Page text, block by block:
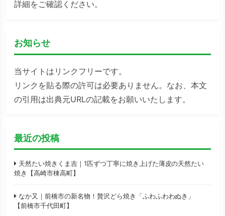
詳細をご確認ください。
お知らせ
当サイトはリンクフリーです。
リンクを貼る際の許可は必要ありません。なお、本文
の引用は出典元URLの記載をお願いいたします。
最近の投稿
天然たい焼きくま吉｜1匹ずつ丁寧に焼き上げた薄皮の天然たい
焼き【高崎市棟高町】
なか又｜前橋市の新名物！贅沢どら焼き「ふわふわわぬき」
【前橋市千代田町】